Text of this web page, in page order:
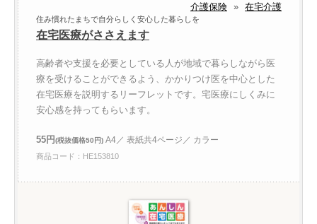
介護保険 » 在宅介護
住み慣れたまちで自分らしく安心した暮らしを
在宅医療がささえます
高齢者や支援を必要としている人が地域で暮らしながら医
療を受けることができるよう、かかりつけ医を中心とした
在宅医療を説明するリーフレットです。宅医療にしくみに
安心感を持ってもらいます。
55円(税抜価格50円) A4／ 表紙共4ページ／ カラー
商品コード：HE153810